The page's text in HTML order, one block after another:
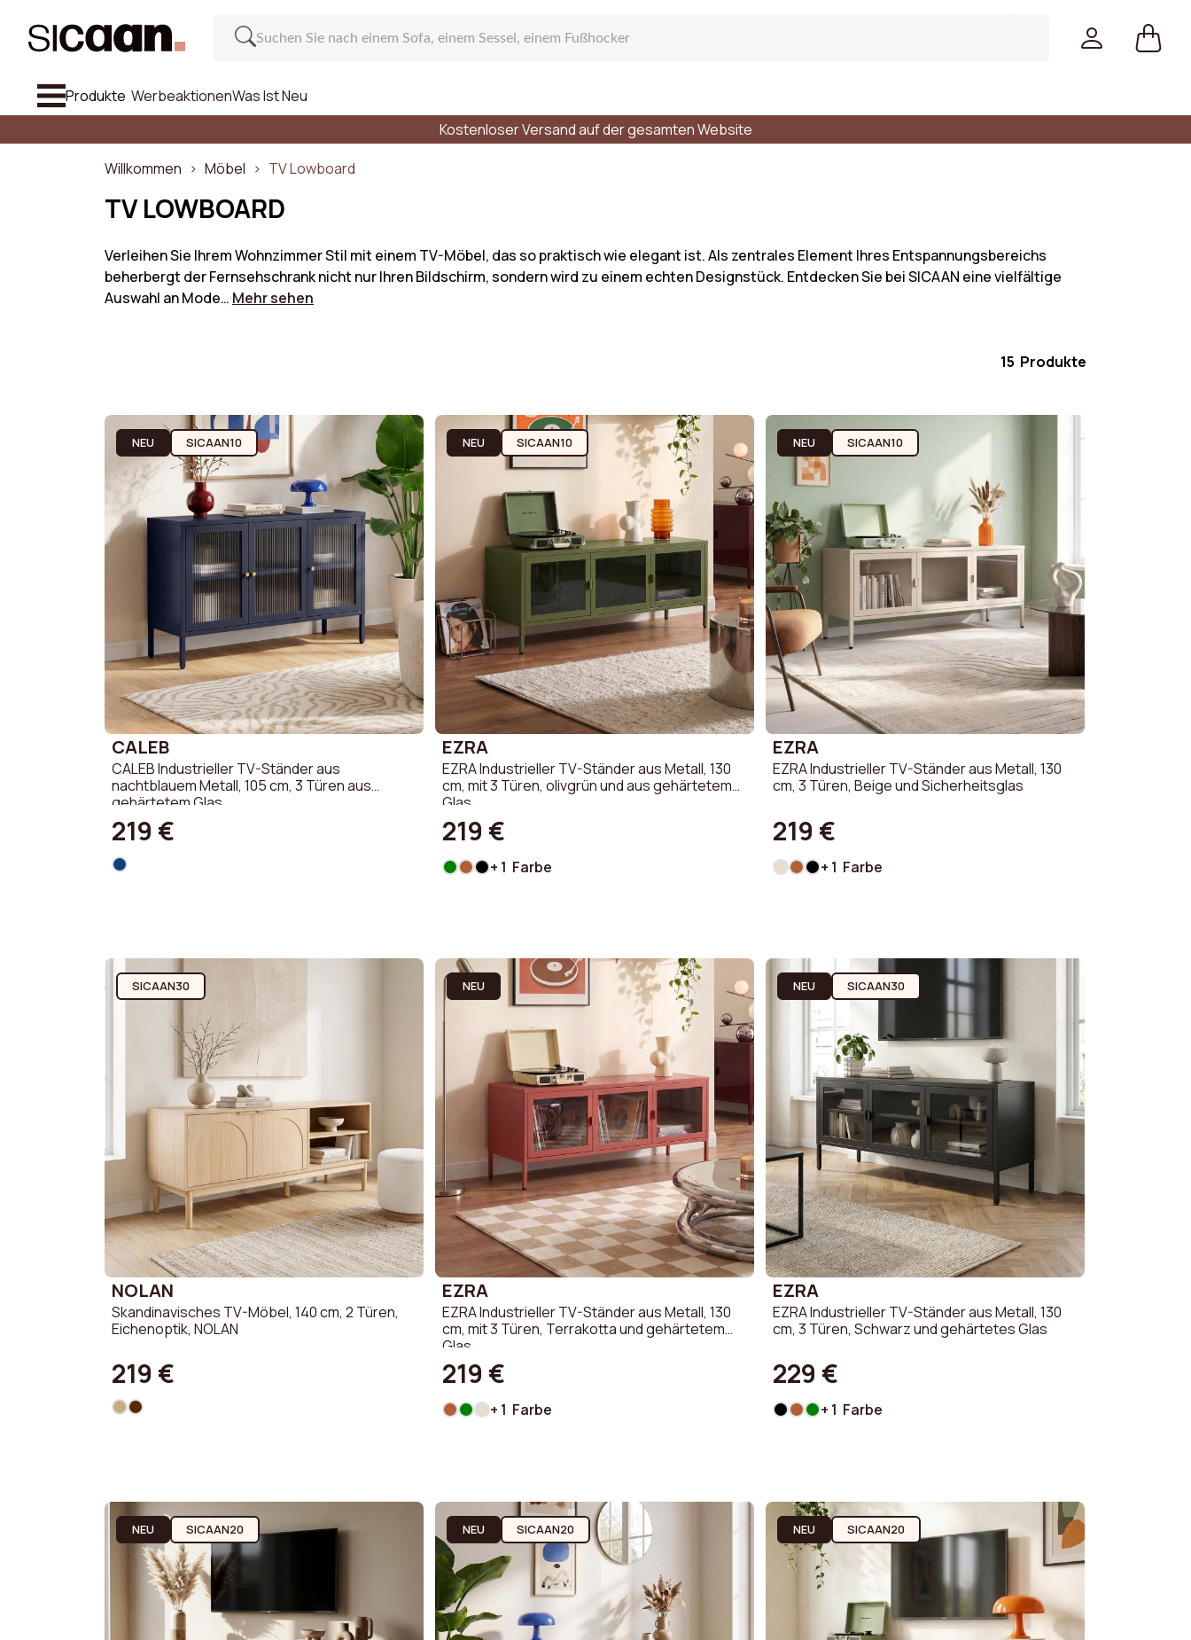
Produkte WerbeaktionenWas Ist Neu
Sessel & Hocker
Werbeaktionen
Brauche Hilfe
3-Sitzer Sofa
Vintage-Sofa
Stoff Sofa & Couch
Sofa aus Bouclé-Stoff
Cord Sofa & Couch
Sofas & Couches
Orange
Sofas & Couches
Beige
Sofas & Couches Grau
Sofas & Couches Grün
Kostenloser Versand auf der gesamten Website
Willkommen
Möbel TV Lowboard
TV LOWBOARD
Verleihen Sie Ihrem Wohnzimmer Stil mit einem TV-Möbel, das so praktisch wie elegant ist. Als zentrales Element Ihres Entspannungsbereichs
beherbergt der Fernsehschrank nicht nur Ihren Bildschirm, sondern wird zu einem echten Designstück. Entdecken Sie bei SICAAN eine vielfältige
Auswahl an Mode… Mehr sehen
15 Produkte
NEU SICAAN10
CALEB
CALEB Industrieller TV-Ständer aus
nachtblauem Metall, 105 cm, 3 Türen aus
gehärtetem Glas
219 €
NEU SICAAN10
EZRA
EZRA Industrieller TV-Ständer aus Metall, 130
cm, mit 3 Türen, olivgrün und aus gehärtetem
Glas
219 €
+ 1 Farbe
NEU SICAAN10
EZRA
EZRA Industrieller TV-Ständer aus Metall, 130
cm, 3 Türen, Beige und Sicherheitsglas
219 €
+ 1 Farbe
SICAAN30
NOLAN
Skandinavisches TV-Möbel, 140 cm, 2 Türen,
Eichenoptik, NOLAN
219 €
NEU
EZRA
EZRA Industrieller TV-Ständer aus Metall, 130
cm, mit 3 Türen, Terrakotta und gehärtetem
Glas
219 €
+ 1 Farbe
NEU SICAAN30
EZRA
EZRA Industrieller TV-Ständer aus Metall, 130
cm, 3 Türen, Schwarz und gehärtetes Glas
229 €
+ 1 Farbe
NEU SICAAN20 NEU SICAAN20 NEU SICAAN20